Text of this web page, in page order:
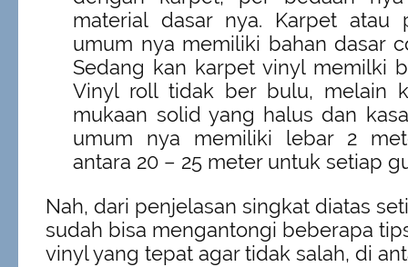
material dasar nya. Karpet atau
umum nya memiliki bahan dasar
Sedang kan karpet vinyl memilki
Vinyl roll tidak ber bulu, melain
mukaan solid yang halus dan
umum nya memiliki lebar 2
antara 20 – 25 meter untuk setiap
Nah, dari penjelasan singkat diatas
sudah bisa mengantongi beberapa
vinyl yang tepat agar tidak salah, di